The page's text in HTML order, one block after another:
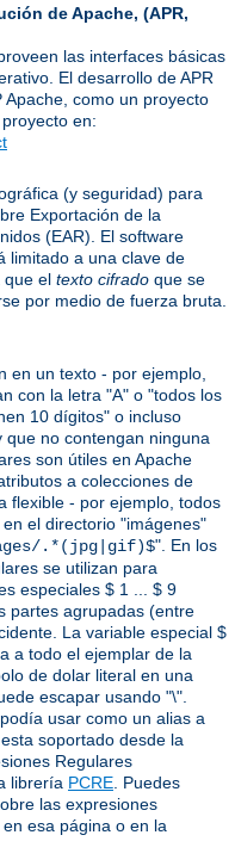
de Apache, (APR,
las interfaces básicas
El desarrollo de APR
como un proyecto
en:
(y seguridad) para
Exportación de la
(EAR). El software
limitado a una clave de
que el texto cifrado que se
por medio de fuerza bruta.
en un texto - por ejemplo,
con la letra "A" o "todos los
10 dígitos" o incluso
que no contengan ninguna
son útiles en Apache
a colecciones de
flexible - por ejemplo, todos
el directorio "imágenes"
.*(jpg|gif)$". En los
se utilizan para
especiales $ 1 ... $ 9
partes agrupadas (entre
La variable especial $
a todo el ejemplar de la
de dolar literal en una
escapar usando "\".
usar como un alias a
soportado desde la
Regulares
librería PCRE . Puedes
las expresiones
esa página o en la